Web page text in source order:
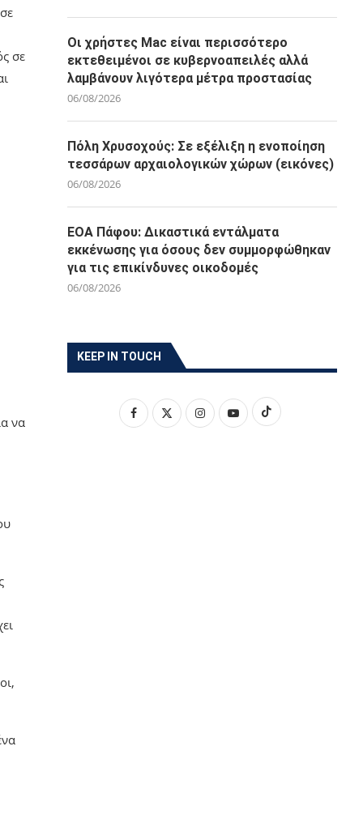
σε
να
Οι χρήστες Mac είναι περισσότερο
εκτεθειμένοι σε κυβερνοαπειλές αλλά
λαμβάνουν λιγότερα μέτρα προστασίας
06/08/2026
Πόλη Χρυσοχούς: Σε εξέλιξη η ενοποίηση
τεσσάρων αρχαιολογικών χώρων (εικόνες)
06/08/2026
ΕΟΑ Πάφου: Δικαστικά εντάλματα
εκκένωσης για όσους δεν συμμορφώθηκαν
για τις επικίνδυνες οικοδομές
06/08/2026
KEEP IN TOUCH